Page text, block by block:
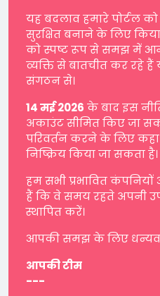
यह बदलाव हमारे पोर्टल
सुरक्षित बनाने के लिए
को स्पष्ट रूप से समझ में
व्यक्ति से बातचीत कर रहे
संगठन से।
14 मई 2026 के बाद इस
अकाउंट सीमित किए जा
परिवर्तन करने के लिए
निष्क्रिय किया जा सकता है।
हम सभी प्रभावित
हैं कि वे समय रहते अपनी
स्थापित करें।
आपकी समझ के लिए
आपकी टीम
---